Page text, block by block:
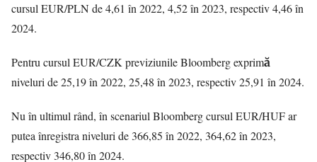
cursul EUR/PLN de 4,61 în 2022, 4,52 în 2023, respectiv 4,46 în
2024.
Pentru cursul EUR/CZK previziunile Bloomberg exprimă
niveluri de 25,19 în 2022, 25,48 în 2023, respectiv 25,91 în 2024.
Nu în ultimul rând, în scenariul Bloomberg cursul EUR/HUF ar
putea înregistra niveluri de 366,85 în 2022, 364,62 în 2023,
respectiv 346,80 în 2024.